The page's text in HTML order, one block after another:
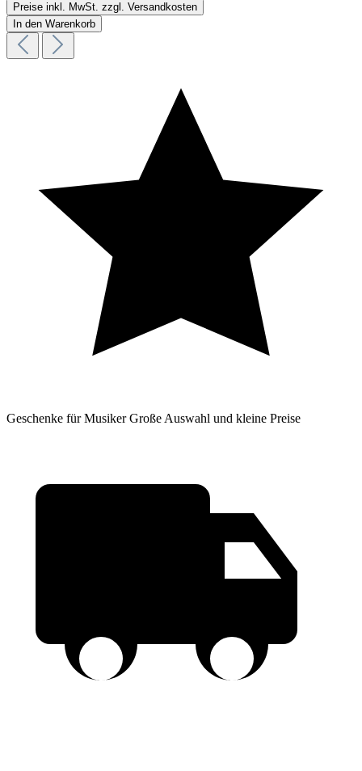
Preise inkl. MwSt. zzgl. Versandkosten
In den Warenkorb
Geschenke für Musiker Große Auswahl und kleine Preise